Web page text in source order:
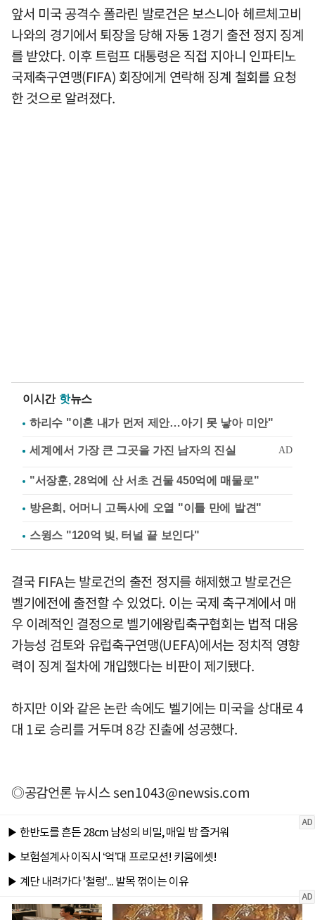
앞서 미국 공격수 폴라린 발로건은 보스니아 헤르체고비
나와의 경기에서 퇴장을 당해 자동 1경기 출전 정지 징계
를 받았다. 이후 트럼프 대통령은 직접 지아니 인파티노
국제축구연맹(FIFA) 회장에게 연락해 징계 철회를 요청
한 것으로 알려졌다.
이시간 핫뉴스
하리수 "이혼 내가 먼저 제안…아기 못 낳아 미안"
"서장훈, 28억에 산 서초 건물 450억에 매물로"
방은희, 어머니 고독사에 오열 "이틀 만에 발견"
스윙스 "120억 빚, 터널 끝 보인다"
결국 FIFA는 발로건의 출전 정지를 해제했고 발로건은
벨기에전에 출전할 수 있었다. 이는 국제 축구계에서 매
우 이례적인 결정으로 벨기에왕립축구협회는 법적 대응
가능성 검토와 유럽축구연맹(UEFA)에서는 정치적 영향
력이 징계 절차에 개입했다는 비판이 제기됐다.
하지만 이와 같은 논란 속에도 벨기에는 미국을 상대로 4
대 1로 승리를 거두며 8강 진출에 성공했다.
◎공감언론 뉴시스sen1043@newsis.com